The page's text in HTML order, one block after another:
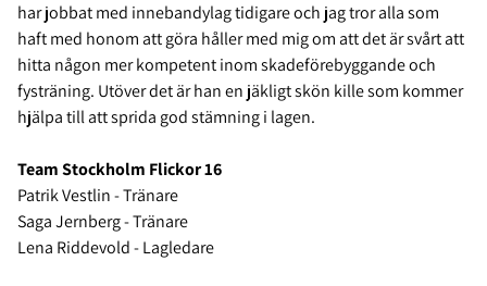
har jobbat med innebandylag tidigare och jag tror alla som
haft med honom att göra håller med mig om att det är svårt att
hitta någon mer kompetent inom skadeförebyggande och
fysträning. Utöver det är han en jäkligt skön kille som kommer
hjälpa till att sprida god stämning i lagen.
Team Stockholm Flickor 16
Patrik Vestlin - Tränare
Saga Jernberg - Tränare
Lena Riddevold - Lagledare